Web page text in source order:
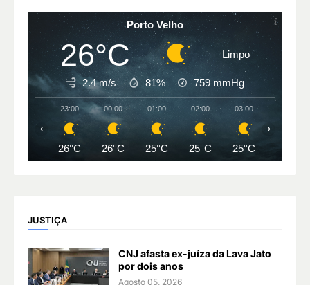
Porto Velho
26°C Limpo
2.4 m/s 81% 759 mmHg
23:00
26°C
00:00
26°C
01:00
25°C
02:00
25°C
03:00
25°C
‹ ›
JUSTIÇA
CNJ afasta ex-juíza da Lava Jato
por dois anos
Agosto 05, 2026